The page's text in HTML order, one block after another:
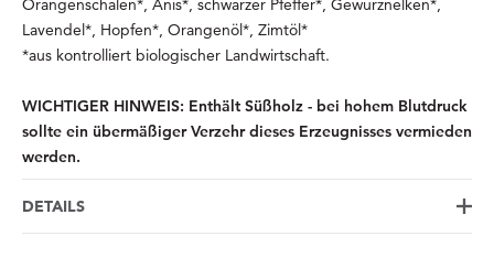
Orangenschalen*, Anis*, schwarzer Pfeffer*, Gewürznelken*,
Lavendel*, Hopfen*, Orangenöl*, Zimtöl*
*aus kontrolliert biologischer Landwirtschaft.
WICHTIGER HINWEIS: Enthält Süßholz - bei hohem Blutdruck
sollte ein übermäßiger Verzehr dieses Erzeugnisses vermieden
werden.
DETAILS